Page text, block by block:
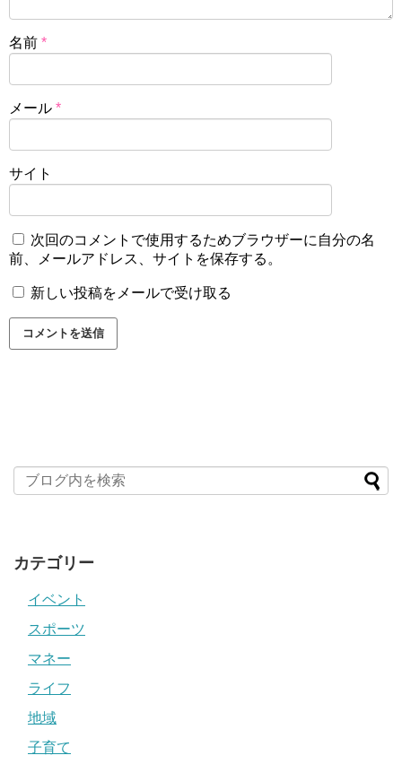
名前 *
メール *
サイト
次回のコメントで使用するためブラウザーに自分の名
前、メールアドレス、サイトを保存する。
新しい投稿をメールで受け取る
カテゴリー
イベント
スポーツ
マネー
ライフ
地域
子育て